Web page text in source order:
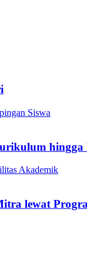
hingga
lewat